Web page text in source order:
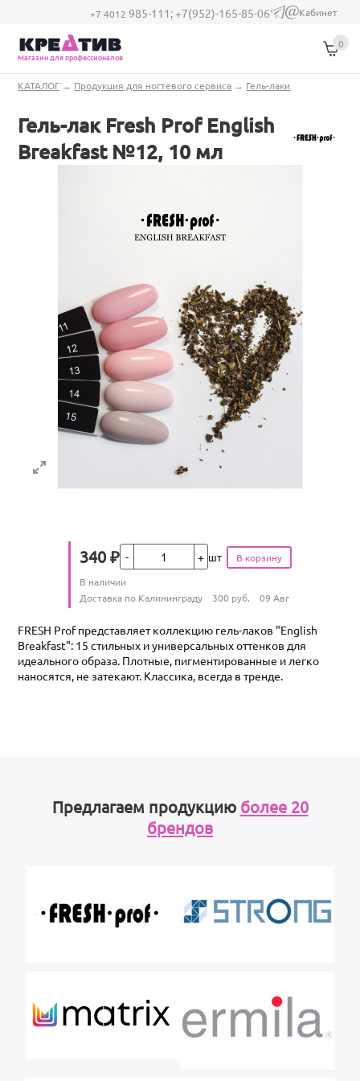
Перейти к основному содержанию
+7 4012 985-111;+7(952)-165-85-06
(link sends e-
Кабинет
Магазин для профессионалов
0
Вы здесь
КАТАЛОГ → Продукция для ногтевого сервиса → Гель-лаки
Гель-лак Fresh Prof English
Breakfast №12, 10 мл
Цена
340 ₽Кол-во шт
Количество
В наличии
Условия доставки
Доставка по Калининграду 300 руб. 09 Авг
FRESH Prof представляет коллекцию гель-лаков "English
Breakfast": 15 стильных и универсальных оттенков для
идеального образа. Плотные, пигментированные и легко
наносятся, не затекают. Классика, всегда в тренде.
Предлагаем продукцию более 20
брендов